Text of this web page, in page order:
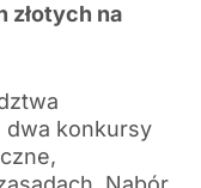
złotych na
dwa konkursy